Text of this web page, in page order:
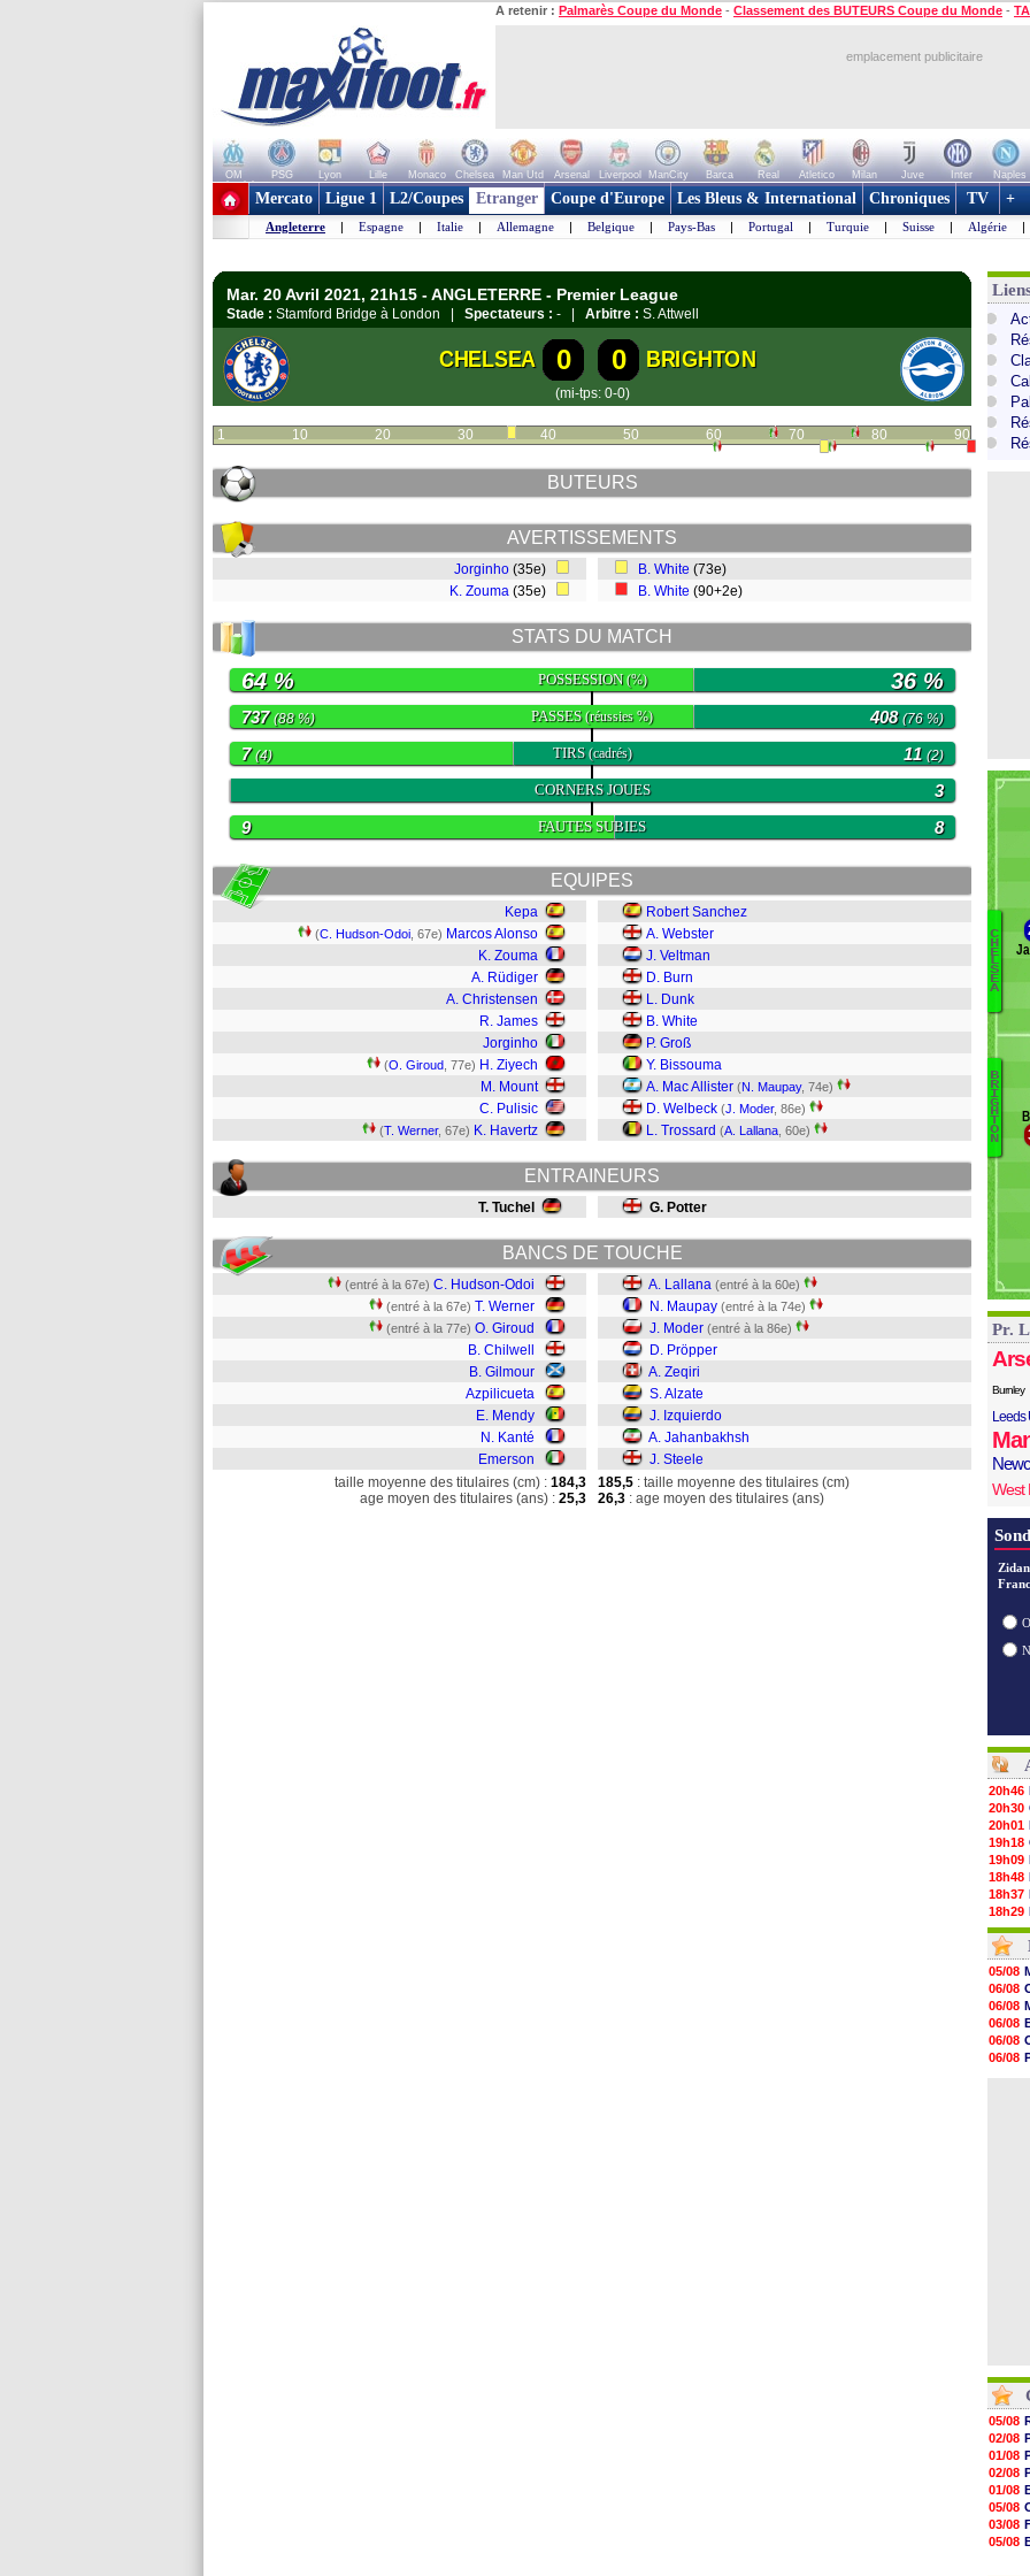
A retenir : Palmarès Coupe du Monde - Classement des BUTEURS Coupe du Monde -
emplacement publicitaire
OM PSG Lyon Lille Monaco Chelsea Man Utd Arsenal Liverpool ManCity Barca Real Atletico Milan Juve Inter Naples
+ de clubs
Mercato Ligue 1 L2/Coupes Etranger Coupe d'Europe Les Bleus & International Chroniques TV +
Angleterre | Espagne | Italie | Allemagne | Belgique | Pays-Bas | Portugal | Turquie | Suisse | Algérie |
Mar. 20 Avril 2021, 21h15 - ANGLETERRE - Premier League
Stade : Stamford Bridge à London | Spectateurs : - | Arbitre : S. Attwell
CHELSEA 0 0 BRIGHTON
(mi-tps: 0-0)
1 10 20 30 40 50 60 70 80 90
BUTEURS
AVERTISSEMENTS
Jorginho (35e)
K. Zouma (35e)
B. White (73e)
B. White (90+2e)
STATS DU MATCH
POSSESSION(%)
64 % 36 %
PASSES(réussies %)
737(88 %) 408(76 %)
TIRS(cadrés)
7(4) 11 (2)
CORNERS JOUES 3
FAUTES SUBIES
9 8
EQUIPES
Kepa
(C. Hudson-Odoi , 67e) Marcos Alonso
K. Zouma
A. Rüdiger
A. Christensen
R. James
Jorginho
(O. Giroud , 77e) H. Ziyech
M. Mount
C. Pulisic
(T. Werner, 67e) K. Havertz
Robert Sanchez
A. Webster
J. Veltman
D. Burn
L. Dunk
B. White
P. Groß
Y. Bissouma
A. Mac Allister (N. Maupay, 74e)
D. Welbeck (J. Moder, 86e)
L. Trossard (A. Lallana , 60e)
ENTRAINEURS
T. Tuchel G. Potter
BANCS DE TOUCHE
(entré à la 67e) C. Hudson-Odoi
(entré à la 67e) T. Werner
(entré à la 77e) O. Giroud
B. Chilwell
B. Gilmour
Azpilicueta
E. Mendy
N. Kanté
Emerson
A. Lallana (entré à la 60e)
N. Maupay (entré à la 74e)
J. Moder (entré à la 86e)
D. Pröpper
A. Zeqiri
S. Alzate
J. Izquierdo
A. Jahanbakhsh
J. Steele
taille moyenne des titulaires (cm) : 184,3
age moyen des titulaires (ans) : 25,3
185,5 : taille moyenne des titulaires (cm)
26,3 : age moyen des titulaires (ans)
C
H
E
L
S
E
A
B
R
I
G
H
T
O
N
Pr.
Burnley
Leeds
West
20h46
20h30
20h01
19h18
19h09
18h48
18h37
18h29
17h58
17h46
17h32
17h16
16h59
16h37
16h33
16h27
16h22
05/08
06/08
06/08
06/08
06/08
06/08
05/08
02/08
01/08
02/08
01/08
05/08
03/08
05/08